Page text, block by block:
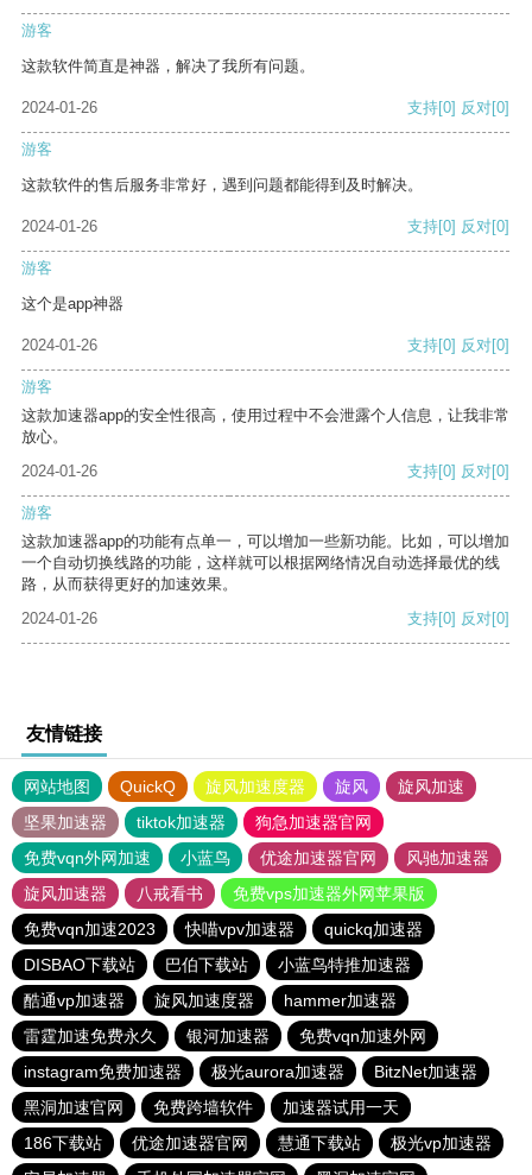
游客
这款软件简直是神器，解决了我所有问题。
2024-01-26 支持[0] 反对[0]
游客
这款软件的售后服务非常好，遇到问题都能得到及时解决。
2024-01-26 支持[0] 反对[0]
游客
这个是app神器
2024-01-26 支持[0] 反对[0]
游客
这款加速器app的安全性很高，使用过程中不会泄露个人信息，让我非常
放心。
2024-01-26
支持[0] 反对[0]
游客
这款加速器app的功能有点单一，可以增加一些新功能。比如，可以增加
一个自动切换线路的功能，这样就可以根据网络情况自动选择最优的线
路，从而获得更好的加速效果。
2024-01-26
支持[0] 反对[0]
友情链接
网站地图 QuickQ 旋风加速度器 旋风
旋风加速
坚果加速器
tiktok加速器
狗急加速器官网
免费vqn外网加速
小蓝鸟 优途加速器官网
风驰加速器
旋风加速器
八戒看书
免费vps加速器外网苹果版
免费vqn加速2023
快喵vpv加速器
quickq加速器
DISBAO下载站
巴伯下载站
小蓝鸟特推加速器
酷通vp加速器
旋风加速度器
hammer加速器
雷霆加速免费永久
银河加速器
免费vqn加速外网
instagram免费加速器
极光aurora加速器
BitzNet加速器
黑洞加速官网
免费跨墙软件
加速器试用一天
186下载站
优途加速器官网 慧通下载站
极光vp加速器